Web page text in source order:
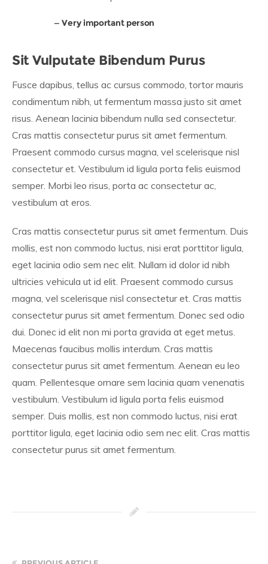
Very important person
Sit Vulputate Bibendum Purus
Fusce dapibus, tellus ac cursus commodo, tortor mauris
condimentum nibh, ut fermentum massa justo sit amet
risus. Aenean lacinia bibendum nulla sed consectetur.
Cras mattis consectetur purus sit amet fermentum.
Praesent commodo cursus magna, vel scelerisque nisl
consectetur et. Vestibulum id ligula porta felis euismod
semper. Morbi leo risus, porta ac consectetur ac,
vestibulum at eros.
Cras mattis consectetur purus sit amet fermentum. Duis
mollis, est non commodo luctus, nisi erat porttitor ligula,
eget lacinia odio sem nec elit. Nullam id dolor id nibh
ultricies vehicula ut id elit. Praesent commodo cursus
magna, vel scelerisque nisl consectetur et. Cras mattis
consectetur purus sit amet fermentum. Donec sed odio
dui. Donec id elit non mi porta gravida at eget metus.
Maecenas faucibus mollis interdum. Cras mattis
consectetur purus sit amet fermentum. Aenean eu leo
quam. Pellentesque ornare sem lacinia quam venenatis
vestibulum. Vestibulum id ligula porta felis euismod
semper. Duis mollis, est non commodo luctus, nisi erat
porttitor ligula, eget lacinia odio sem nec elit. Cras mattis
consectetur purus sit amet fermentum.